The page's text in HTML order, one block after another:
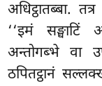
अधिट्ठातब्बा.
‘‘इमं सङ्घाटिं
अन्तोगब्भे वा
ठपितट्ठानं